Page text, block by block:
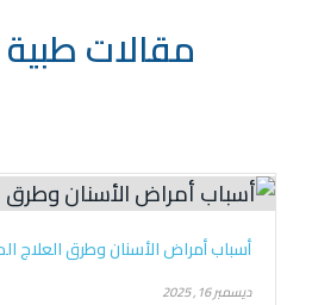
مقالات
أسباب أمراض الأسنان وطرق العلاج
ديسمبر 16, 2025